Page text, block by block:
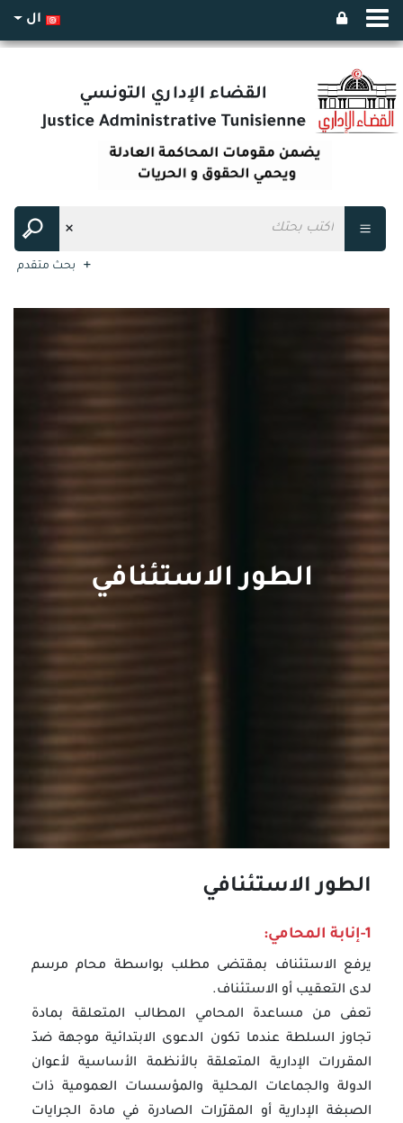
ال
بحث متقدم
الطور الاستئنافي
الطور الاستئنافي
1-إنابة المحامي:
يرفع الاستئناف بمقتضى مطلب بواسطة محام مرسم
لدى التعقيب أو الاستئناف.
تعفى من مساعدة المحامي المطالب المتعلقة بمادة
تجاوز السلطة عندما تكون الدعوى الابتدائية موجهة ضدّ
المقررات الإدارية المتعلقة بالأنظمة الأساسية لأعوان
الدولة والجماعات المحلية والمؤسسات العمومية ذات
الصبغة الإدارية أو المقرّرات الصادرة في مادة الجرايات